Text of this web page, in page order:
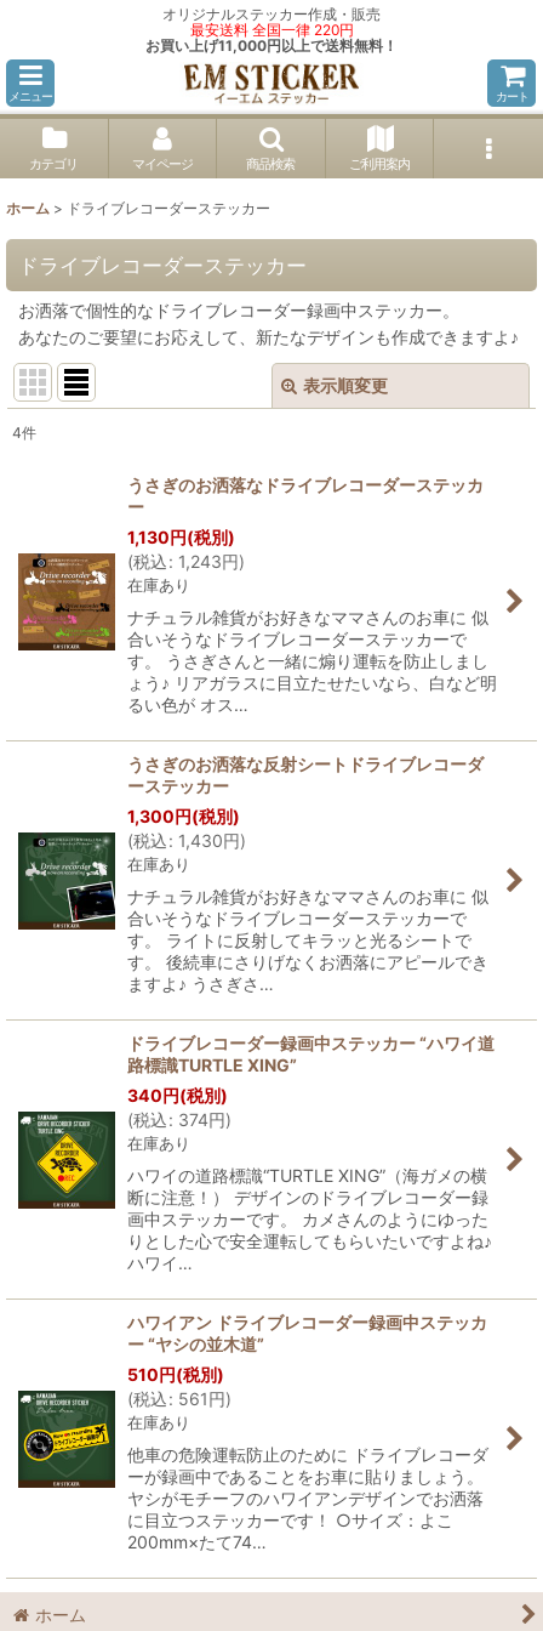
オリジナルステッカー作成・販売
最安送料 全国一律 220円
お買い上げ11,000円以上で送料無料！
メニュー カート
カテゴリ マイページ 商品検索 ご利用案内
ホーム > ドライブレコーダーステッカー
ドライブレコーダーステッカー
お洒落で個性的なドライブレコーダー録画中ステッカー。
あなたのご要望にお応えして、新たなデザインも作成できますよ♪
表示順変更
4件
うさぎのお洒落なドライブレコーダーステッカ
ー
1,130円(税別)
(税込: 1,243円)
在庫あり
ナチュラル雑貨がお好きなママさんのお車に 似
合いそうなドライブレコーダーステッカーで
す。 うさぎさんと一緒に煽り運転を防止しまし
ょう♪ リアガラスに目立たせたいなら、白など明
るい色が オス…
うさぎのお洒落な反射シートドライブレコーダ
ーステッカー
1,300円(税別)
(税込: 1,430円)
在庫あり
ナチュラル雑貨がお好きなママさんのお車に 似
合いそうなドライブレコーダーステッカーで
す。 ライトに反射してキラッと光るシートで
す。 後続車にさりげなくお洒落にアピールでき
ますよ♪ うさぎさ…
ドライブレコーダー録画中ステッカー “ハワイ道
路標識TURTLE XING”
340円(税別)
(税込: 374円)
在庫あり
ハワイの道路標識“TURTLE XING”（海ガメの横
断に注意！） デザインのドライブレコーダー録
画中ステッカーです。 カメさんのようにゆった
りとした心で安全運転してもらいたいですよね♪
ハワイ…
ハワイアン ドライブレコーダー録画中ステッカ
ー “ヤシの並木道”
510円(税別)
(税込: 561円)
在庫あり
他車の危険運転防止のために ドライブレコーダ
ーが録画中であることをお車に貼りましょう。
ヤシがモチーフのハワイアンデザインでお洒落
に目立つステッカーです！ ○サイズ：よこ
200mm×たて74…
ホーム